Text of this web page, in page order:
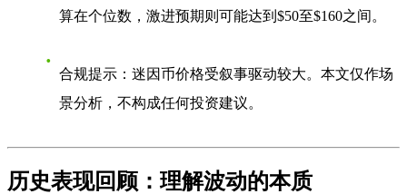
算在个位数，激进预期则可能达到$50至$160之间。
合规提示 ：迷因币价格受叙事驱动较大。本文仅作场
景分析，不构成任何投资建议。
历史表现回顾：理解波动的本质